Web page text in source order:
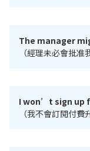
The manager
（經理未必會批准
I won’t sign up
（我不會訂閱付費